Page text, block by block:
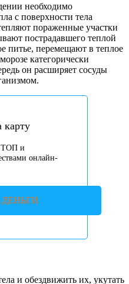
необходимо
с поверхности тела
пораженные участки
пострадавшего теплой
питье, перемещают в теплое
категорически
он расширяет сосуды
ТОП и
онлайн-
и обездвижить их, укутать